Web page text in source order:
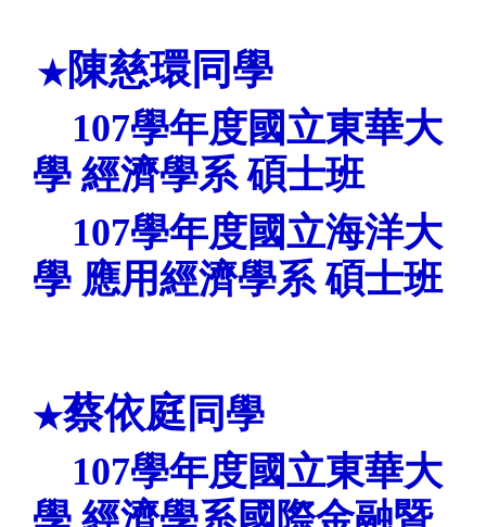
★陳慈環同學
107學年度國立東華大
學 經濟學系碩士班
107學年度國立海洋大
學 應用經濟學系碩士班
★蔡依庭 同學
107學年度國立東華大
學 經濟學系國際金融暨